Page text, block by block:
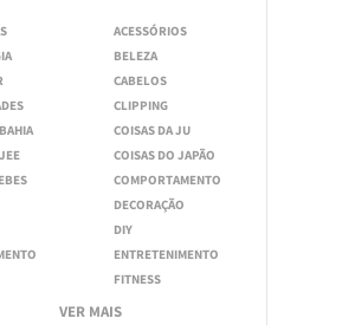
ACESSÓRIOS
BELEZA
CABELOS
CLIPPING
COISAS DA JU
COISAS DO JAPÃO
COMPORTAMENTO
DECORAÇÃO
DIY
ENTRETENIMENTO
FITNESS
VER MAIS